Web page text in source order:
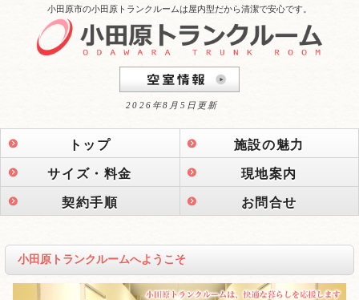
小田原市の小田原トランクルームは屋内型だから清潔で安心です。
2026年8月5日更新
トップ 施設の魅力
サイズ・料金 現地案内
契約手順 お問合せ
小田原トランクルームへようこそ